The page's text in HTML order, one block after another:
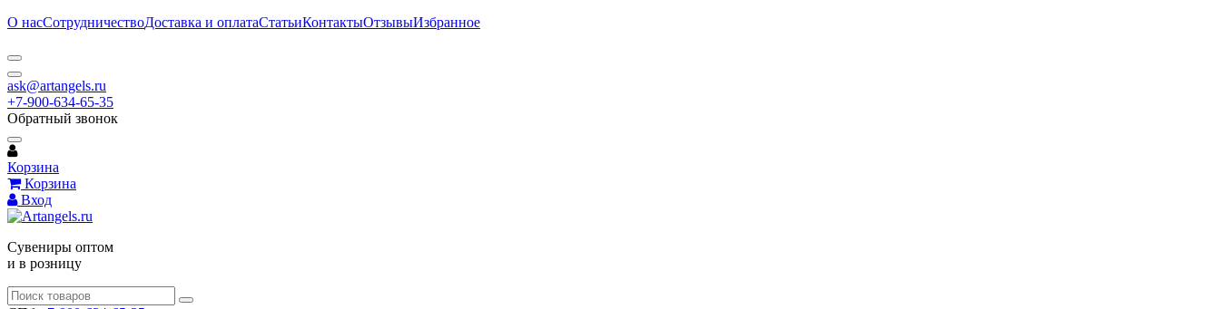
О насСотрудничествоДоставка и оплатаСтатьиКонтактыОтзывыИзбранное
ask@artangels.ru
+7-900-634-65-35
Обратный звонок
Корзина
Корзина
Вход
Сувениры оптом
и в розницу